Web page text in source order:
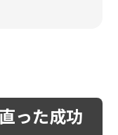
った成功